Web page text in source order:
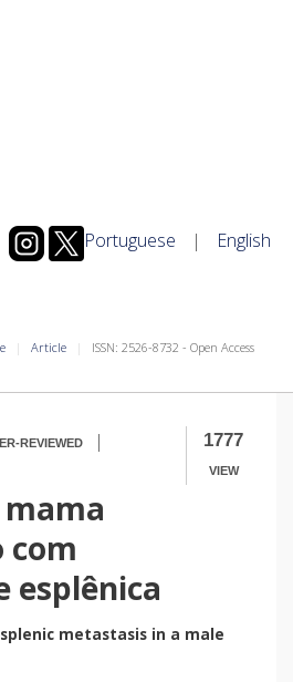
Portuguese | English
Article ISSN: 2526-8732 - Open Access
1777
VIEW
REVIEWED |
mama
com
esplênica
metastasis in a male